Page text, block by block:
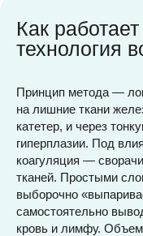
Как
технология
Принцип метода —
на лишние ткани
катетер, и через
гиперплазии. Под
коагуляция —
тканей. Простыми
выборочно
самостоятельно
кровь и лимфу.